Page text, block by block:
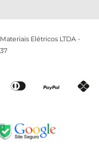
Elétricos LTDA -